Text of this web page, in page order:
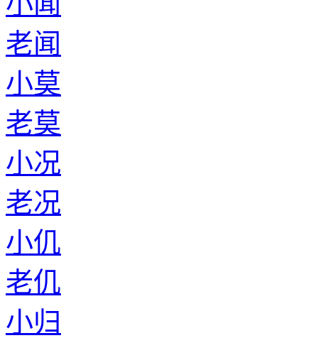
老闻
小莫
老莫
小况
老况
小仉
老仉
小归